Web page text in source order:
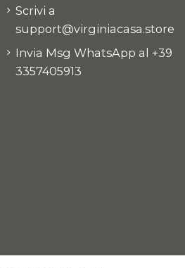
Scrivi a
support@virginiacasa.store
Invia Msg WhatsApp al +39
3357405913